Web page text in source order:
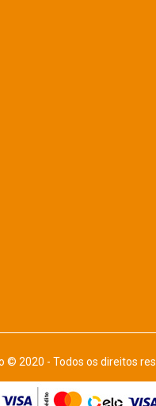
© 2020 - Todos os direitos